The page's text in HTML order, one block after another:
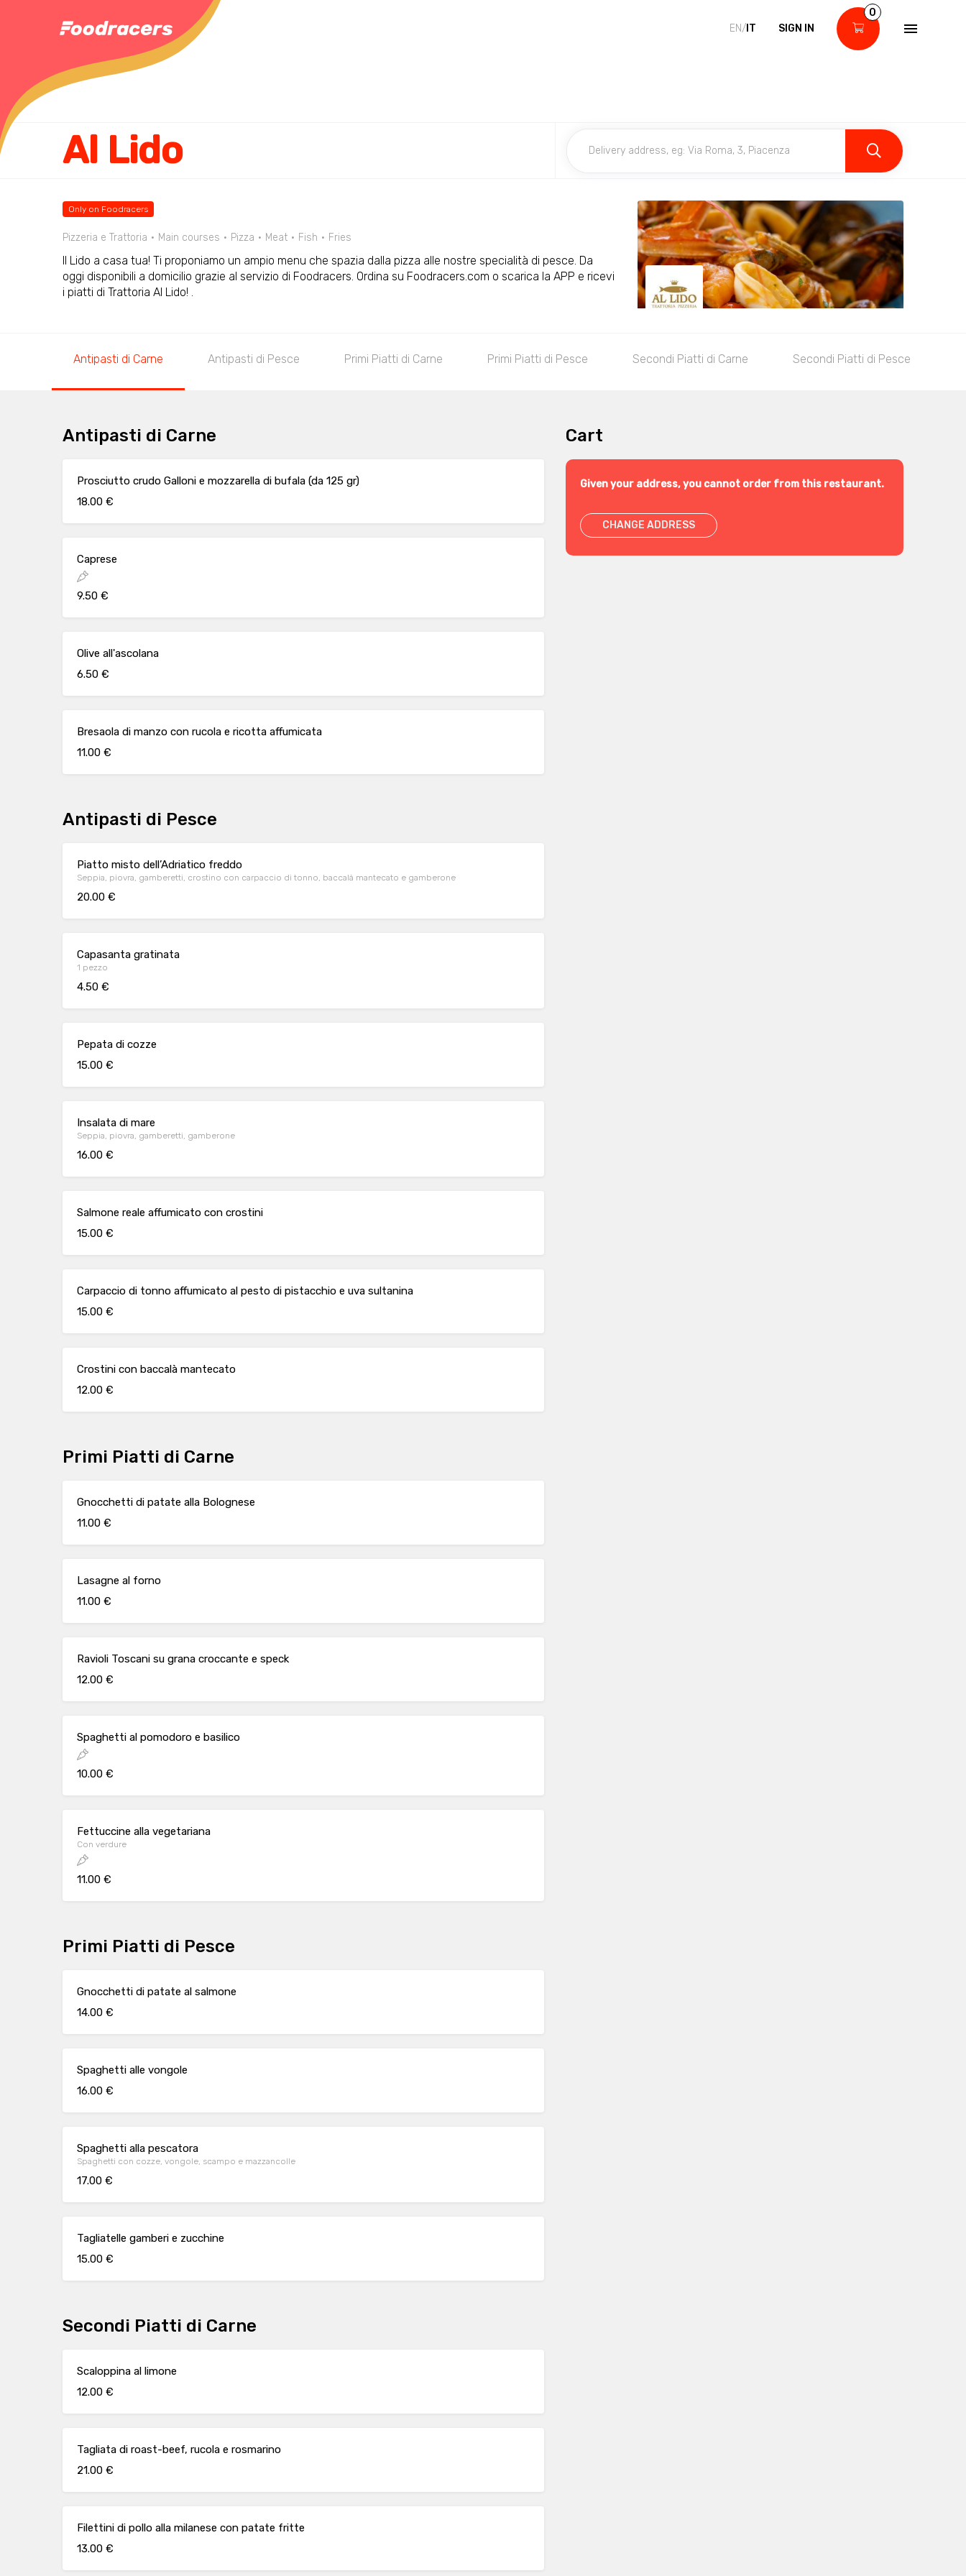
EN/ IT SIGN IN
0
Al Lido
Only on Foodracers
Pizzeria e Trattoria Main courses Pizza Meat Fish Fries
Il Lido a casa tua! Ti proponiamo un ampio menu che spazia dalla pizza alle nostre specialità di pesce. Da
oggi disponibili a domicilio grazie al servizio di Foodracers. Ordina su Foodracers.com o scarica la APP e ricevi
i piatti di Trattoria Al Lido! .
Antipasti di Carne Antipasti di Pesce Primi Piatti di Carne Primi Piatti di Pesce Secondi Piatti di Carne Secondi Piatti di Pesce
Antipasti di Carne
Prosciutto crudo Galloni e mozzarella di bufala (da 125 gr)
18.00 €
Caprese
9.50 €
Olive all'ascolana
6.50 €
Bresaola di manzo con rucola e ricotta affumicata
11.00 €
Antipasti di Pesce
Piatto misto dell’Adriatico freddo
Seppia, piovra, gamberetti, crostino con carpaccio di tonno, baccalà mantecato e gamberone
20.00 €
Capasanta gratinata
1 pezzo
4.50 €
Pepata di cozze
15.00 €
Insalata di mare
Seppia, piovra, gamberetti, gamberone
16.00 €
Salmone reale affumicato con crostini
15.00 €
Carpaccio di tonno affumicato al pesto di pistacchio e uva sultanina
15.00 €
Crostini con baccalà mantecato
12.00 €
Primi Piatti di Carne
Gnocchetti di patate alla Bolognese
11.00 €
Lasagne al forno
11.00 €
Ravioli Toscani su grana croccante e speck
12.00 €
Spaghetti al pomodoro e basilico
10.00 €
Fettuccine alla vegetariana
Con verdure
11.00 €
Primi Piatti di Pesce
Gnocchetti di patate al salmone
14.00 €
Spaghetti alle vongole
16.00 €
Spaghetti alla pescatora
Spaghetti con cozze, vongole, scampo e mazzancolle
17.00 €
Tagliatelle gamberi e zucchine
15.00 €
Secondi Piatti di Carne
Scaloppina al limone
12.00 €
Tagliata di roast-beef, rucola e rosmarino
21.00 €
Filettini di pollo alla milanese con patate fritte
13.00 €
Cart
Given your address, you cannot order from this restaurant.
CHANGE ADDRESS